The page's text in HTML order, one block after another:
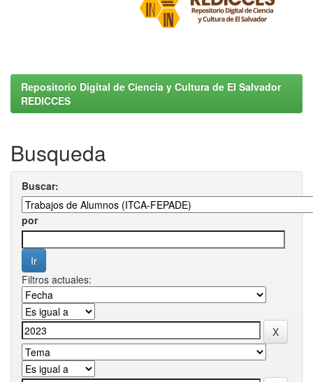
Repositorio Digital de Ciencia y Cultura de El Salvador
REDICCES
Busqueda
Buscar:
por
Filtros actuales: